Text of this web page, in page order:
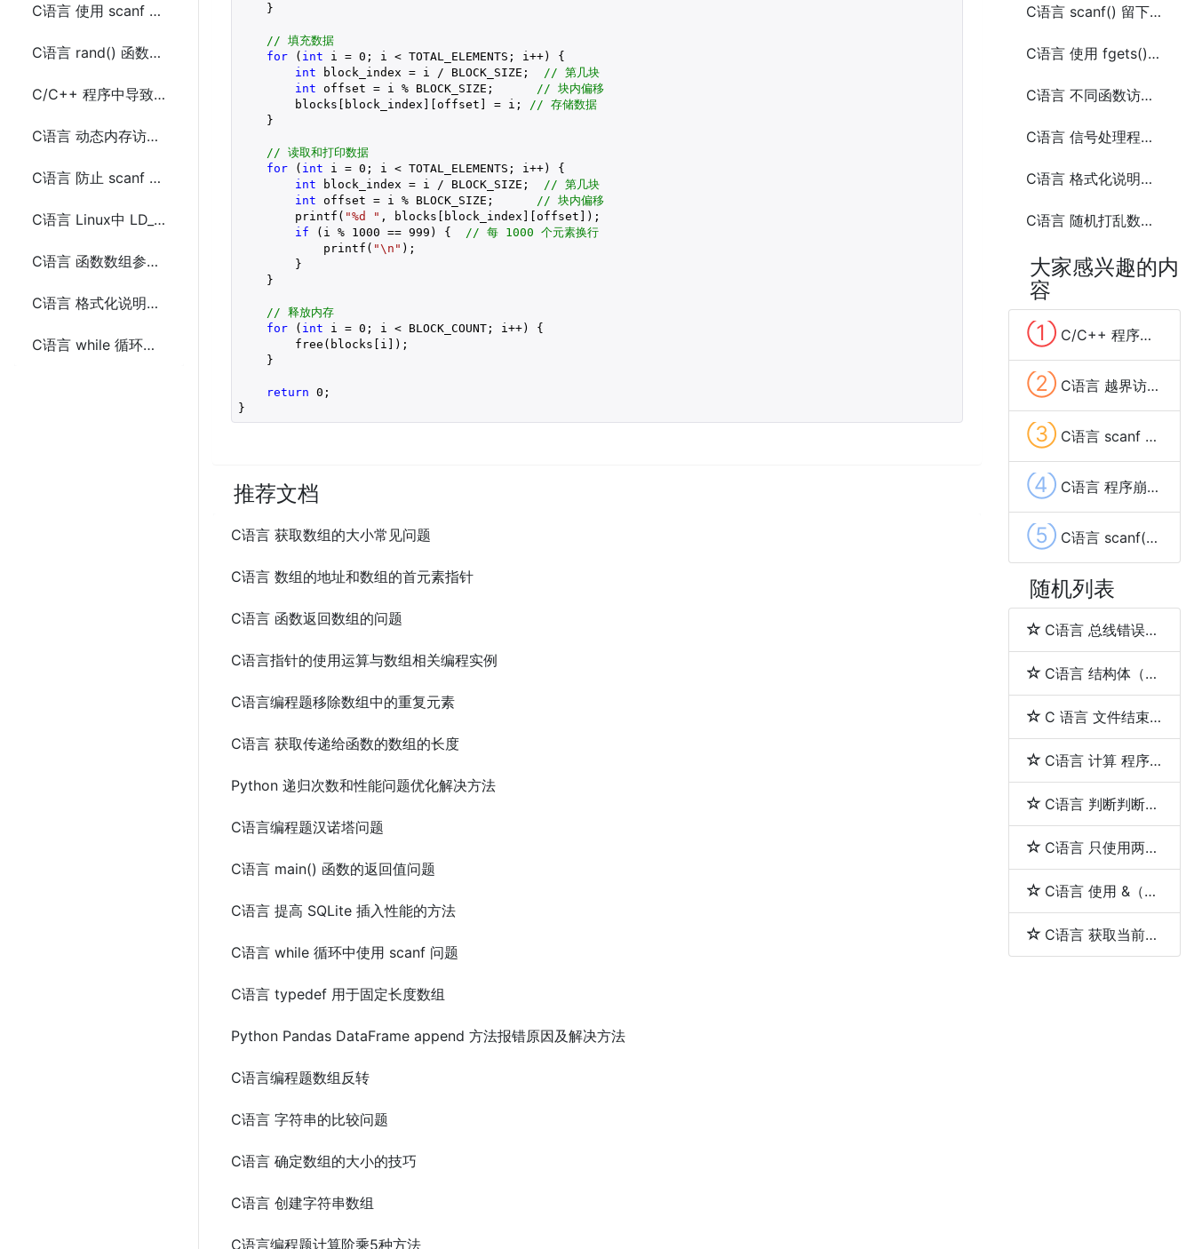
C语言 使用 scanf 时导致无限循环的问题
C语言 rand() 函数每次得到相同的随机数序列问题
C/C++ 程序中导致段错误(segmentation fault)的常见原因
C语言 动态内存访问问题
C语言 防止 scanf 导致缓冲区溢出
C语言 Linux中 LD_PRELOAD 环境变量
C语言 函数数组参数使用sizeof的获取大小的问题
C语言 格式化说明符使用错误问题
C语言 while 循环中使用 scanf 问题
    }
// 填充数据
for ( int i = 0 ; i < TOTAL_ELEMENTS; i++) {
int block_index = i / BLOCK_SIZE;
// 第几块
int offset = i % BLOCK_SIZE;
// 块内偏移
        blocks[block_index][offset] = i;
// 存储数据
    }
// 读取和打印数据
for ( int i = 0 ; i < TOTAL_ELEMENTS; i++) {
int block_index = i / BLOCK_SIZE;
// 第几块
int offset = i % BLOCK_SIZE;
// 块内偏移
        printf(
"%d " , blocks[block_index][offset]);
if (i % 1000 == 999 ) {
// 每 1000 个元素换行
            printf(
"\n" );
        }
    }
// 释放内存
for ( int i = 0 ; i < BLOCK_COUNT; i++) {
        free(blocks[i]);
    }
return 0 ;
}
推荐文档
C语言 获取数组的大小常见问题
C语言 数组的地址和数组的首元素指针
C语言 函数返回数组的问题
C语言指针的使用运算与数组相关编程实例
C语言编程题移除数组中的重复元素
C语言 获取传递给函数的数组的长度
Python 递归次数和性能问题优化解决方法
C语言编程题汉诺塔问题
C语言 main() 函数的返回值问题
C语言 提高 SQLite 插入性能的方法
C语言 while 循环中使用 scanf 问题
C语言 typedef 用于固定长度数组
Python Pandas DataFrame append 方法报错原因及解决方法
C语言编程题数组反转
C语言 字符串的比较问题
C语言 确定数组的大小的技巧
C语言 创建字符串数组
C语言编程题计算阶乘5种方法
C语言 scanf() 留下换行符在缓冲区问题
C语言 使用 fgets() 读取字符换行符问题
C语言 不同函数访问局部变量问题
C语言 信号处理程序中 printf 的使用问题
C语言 格式化说明符使用错误问题
C语言 随机打乱数组（shuffle array）
大家感兴趣的内
容
① C/C++ 程序中导致段错误(segmentation fault)的常见原因
② C语言 越界访问数组问题
③ C语言 scanf 输入带空格的内容
④ C语言 程序崩溃或Segmentation Fault的原因
⑤ C语言 scanf() 留下换行符在缓冲区问题
随机列表
C语言 总线错误（bus error）与段错误（segmentation fault）
C语言 结构体（struct）和联合体（union）的区别
C 语言 文件结束（EOF）
C语言 计算 程序的执行时间
C语言 判断判断用户输入的是否是一个整数
C语言 只使用两个指针反转一个单向链表
C语言 使用 &（取地址符）和 *（解引用符）
C语言 获取当前工作目录